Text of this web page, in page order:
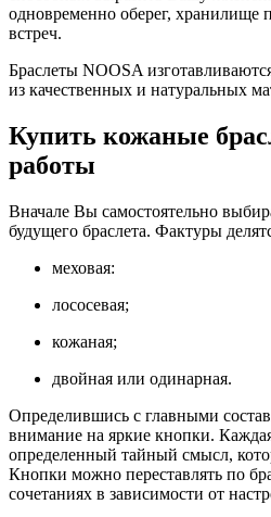
одновременно оберег,
встреч.
Браслеты NOOSA
из качественных и натуральных
Купить кожаные
работы
Вначале Вы самостоятельно
будущего браслета. Фактуры
меховая:
лососевая;
кожаная;
двойная или одинарная.
Определившись с главными
внимание на яркие кнопки.
определенный тайный смысл,
Кнопки можно переставлять по
сочетаниях в зависимости от